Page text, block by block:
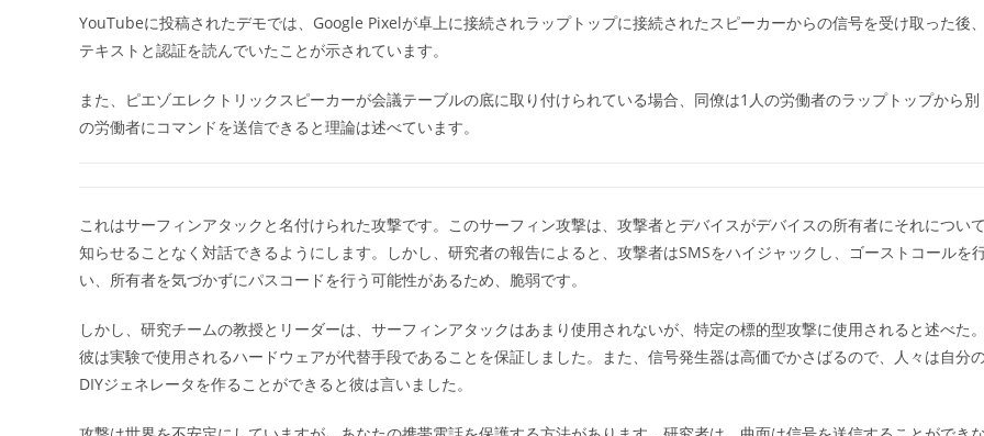
YouTubeに投稿されたデモでは、Google Pixelが卓上に接続されラップトップに接続されたスピーカーからの信号を受け取った後、
テキストと認証を読んでいたことが示されています。
また、ピエゾエレクトリックスピーカーが会議テーブルの底に取り付けられている場合、同僚は1人の労働者のラップトップから別
の労働者にコマンドを送信できると理論は述べています。
これはサーフィンアタックと名付けられた攻撃です。このサーフィン攻撃は、攻撃者とデバイスがデバイスの所有者にそれについて
知らせることなく対話できるようにします。しかし、研究者の報告によると、攻撃者はSMSをハイジャックし、ゴーストコールを
い、所有者を気づかずにパスコードを行う可能性があるため、脆弱です。
しかし、研究チームの教授とリーダーは、サーフィンアタックはあまり使用されないが、特定の標的型攻撃に使用されると述べた。
彼は実験で使用されるハードウェアが代替手段であることを保証しました。また、信号発生器は高価でかさばるので、人々は自分
DIYジェネレータを作ることができると彼は言いました。